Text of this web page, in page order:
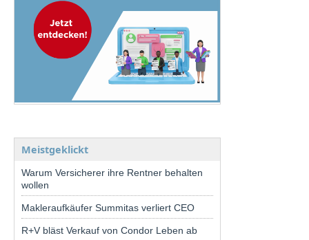
Meistgeklickt
Warum Versicherer ihre Rentner behalten
wollen
Makleraufkäufer Summitas verliert CEO
R+V bläst Verkauf von Condor Leben ab